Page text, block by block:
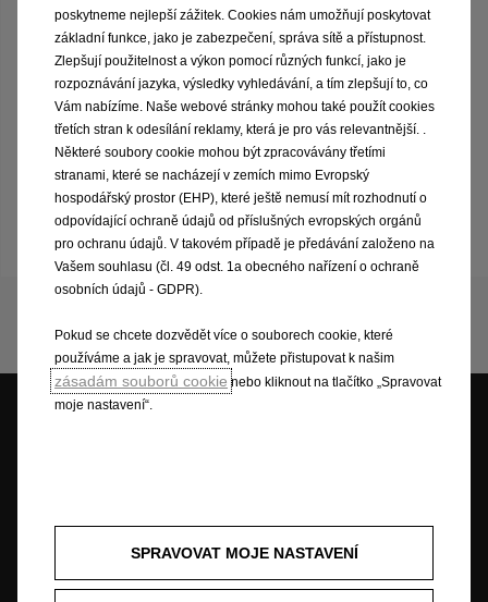
závazek stát se do roku 2028 plně elektrickou značkou v
Evropě. Jako žádné jiné logo značky představuje náš ikonický
blesk elektrizující budoucnost. Proto jsme jej přepracovali a
udělali odvážnější, ostřejší a ještě sebevědomější. Objevte
nový Opel "Blitz".
Podívejte se na film
Ceníky a katalogy
Objednat se na
servis
poskytneme nejlepší zážitek. Cookies nám umožňují poskytovat
základní funkce, jako je zabezpečení, správa sítě a přístupnost.
Zlepšují použitelnost a výkon pomocí různých funkcí, jako je
rozpoznávání jazyka, výsledky vyhledávání, a tím zlepšují to, co
Vám nabízíme. Naše webové stránky mohou také použít cookies
třetích stran k odesílání reklamy, která je pro vás relevantnější. .
Některé soubory cookie mohou být zpracovávány třetími
stranami, které se nacházejí v zemích mimo Evropský
hospodářský prostor (EHP), které ještě nemusí mít rozhodnutí o
odpovídající ochraně údajů od příslušných evropských orgánů
pro ochranu údajů. V takovém případě je předávání založeno na
Vašem souhlasu (čl. 49 odst. 1a obecného nařízení o ochraně
osobních údajů - GDPR).
Pokud se chcete dozvědět více o souborech cookie, které
používáme a jak je spravovat, můžete přistupovat k našim
zásadám souborů cookie nebo kliknout na tlačítko „Spravovat
moje nastavení“.
SPRAVOVAT MOJE NASTAVENÍ